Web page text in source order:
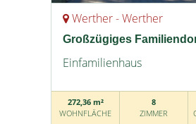
Werther - Werther
Großzügiges
Einfamilienhaus
272,36 m²
WOHNFLÄCHE
8
ZIMMER